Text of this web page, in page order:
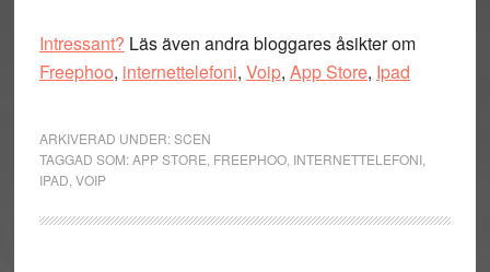
Intressant? Läs även andra bloggares åsikter om
Freephoo, internettelefoni, Voip, App Store, Ipad
ARKIVERAD UNDER:SCEN
TAGGAD SOM:APP STORE FREEPHOO, INTERNETTELEFONI,
IPAD VOIP